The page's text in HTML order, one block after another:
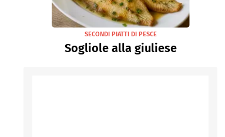
SECONDI PIATTI DI PESCE
Sogliole alla giuliese